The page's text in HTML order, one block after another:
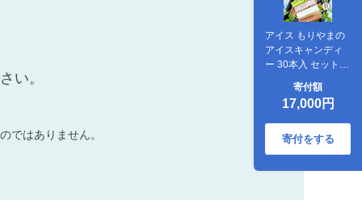
アイス もりやまの
アイスキャンディ
ー 30本入 セット
物詩 アイスキャン
ディー 4種 ミルク
あずき チョコ 抹茶
デザート お楽しみ
寄付額
17,000円
寄付をする
い。
ではありません。